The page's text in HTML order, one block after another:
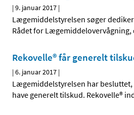
|9. januar 2017 |
Lægemiddelstyrelsen søger
Rådet for
Rekovelle® får generelt
|6. januar 2017 |
Lægemiddelstyrelsen har besluttet,
have generelt tilskud. Rekovelle®